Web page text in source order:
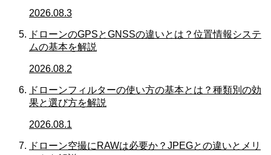
2026.08.3
ドローンのGPSとGNSSの違いとは？位置情報システ
ムの基本を解説
2026.08.2
ドローンフィルターの使い方の基本とは？種類別の効
果と選び方を解説
2026.08.1
ドローン空撮にRAWは必要か？JPEGとの違いとメリ